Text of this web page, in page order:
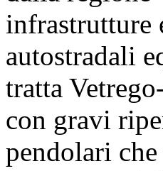
infrastrutture
autostradali
tratta
con gravi
pendolari